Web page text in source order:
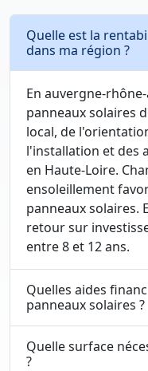
Quelle est la
dans ma région ?
En auvergne-
panneaux solaires
local, de
l'installation et des
en Haute-Loire.
ensoleillement
panneaux solaires.
retour sur
entre 8 et 12 ans.
Quelles aides
panneaux solaires ?
Quelle surface
?